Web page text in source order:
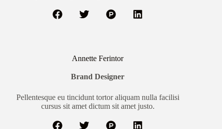
Annette Ferintor
Brand Designer
Pellentesque eu tincidunt tortor aliquam nulla facilisi
cursus sit amet dictum sit amet justo.